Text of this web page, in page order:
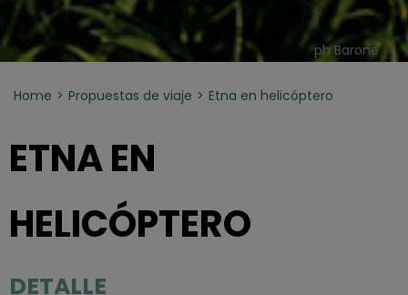
ph Barone
Home Propuestas de viaje Etna en helicóptero
ETNA EN
HELICÓPTERO
DETALLE